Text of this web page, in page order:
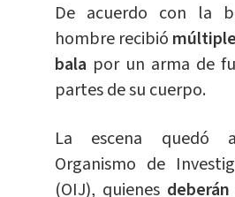
De acuerdo con la
hombre recibió
bala por un arma de
partes de su cuerpo.
La escena quedó
Organismo de
(OIJ), quienes